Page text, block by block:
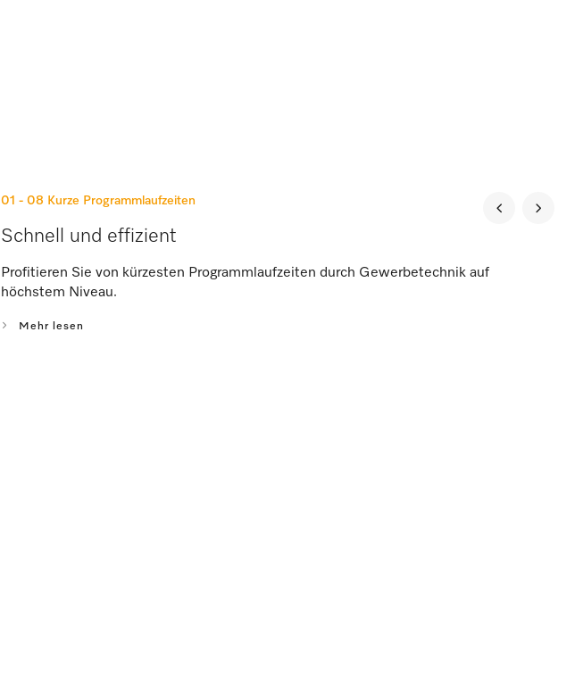
01 - 08 Kurze Programmlaufzeiten
Schnell und effizient
Profitieren Sie von kürzesten Programmlaufzeiten durch Gewerbetechnik auf
höchstem Niveau.
Mehr lesen